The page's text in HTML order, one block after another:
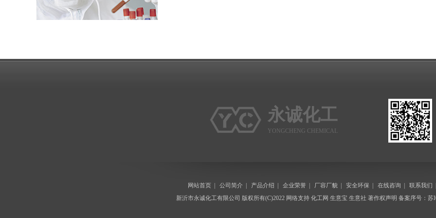
永诚化工
YONGCHENG CHEMICAL
网站首页 公司简介 产品介绍 企业荣誉 厂容厂貌 安全环保 在线咨询 联系我们
新沂市永诚化工有限公司 版权所有(C)2022 网络支持 化工网 生意宝 生意社 著作权声明 备案序号：苏